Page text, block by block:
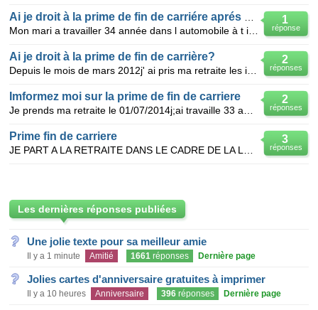
1
réponse
2
réponses
Ai je droit à la prime de fin de carrière?
2
réponses
Imformez moi sur la prime de fin de carriere
3
réponses
Prime fin de carriere
Les dernières réponses publiées
Une jolie texte pour sa meilleur amie
Il y a 1 minute Amitié 1661 réponses Dernière page
Jolies cartes d'anniversaire gratuites à imprimer
Il y a 10 heures Anniversaire 396 réponses Dernière page